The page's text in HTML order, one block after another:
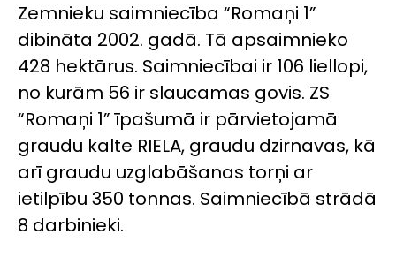
Zemnieku saimniecība “Romaņi 1”
dibināta 2002. gadā. Tā apsaimnieko
428 hektārus. Saimniecībai ir 106 liellopi,
no kurām 56 ir slaucamas govis. ZS
“Romaņi 1” īpašumā ir pārvietojamā
graudu kalte RIELA, graudu dzirnavas, kā
arī graudu uzglabāšanas torņi ar
ietilpību 350 tonnas. Saimniecībā strādā
8 darbinieki.